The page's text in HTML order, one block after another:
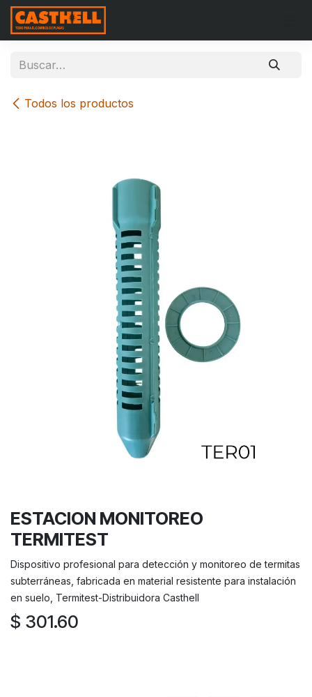
Ir al contenido
Todos los productos
ESTACION MONITOREO
TERMITEST
Dispositivo profesional para detección y monitoreo de termitas
subterráneas, fabricada en material resistente para instalación
en suelo, Termitest-Distribuidora Casthell
$ 301.60